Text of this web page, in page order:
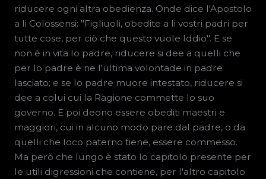
riducere ogni altra obedienza. Onde dice l'Apostolo
a li Colossensi: "Figliuoli, obedite a li vostri padri per
tutte cose, per ciò che questo vuole Iddio". E se
non è in vita lo padre, riducere si dee a quelli che
per lo padre è ne l'ultima volontade in padre
lasciato; e se lo padre muore intestato, riducere si
dee a colui cui la Ragione commette lo suo
governo. E poi deono essere obediti maestri e
maggiori, cui in alcuno modo pare dal padre, o da
quelli che loco paterno tiene, essere commesso.
Ma però che lungo è stato lo capitolo presente per
le utili digressioni che contiene, per l'altro capitolo